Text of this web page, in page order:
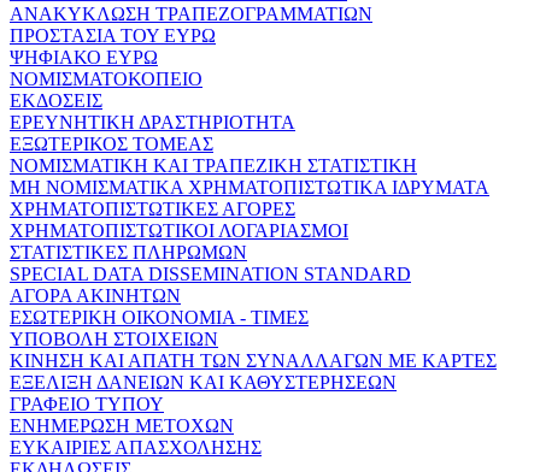
ΑΝΑΚΥΚΛΩΣΗ ΤΡΑΠΕΖΟΓΡΑΜΜΑΤΙΩΝ
ΠΡΟΣΤΑΣΙΑ ΤΟΥ ΕΥΡΩ
ΨΗΦΙΑΚΟ ΕΥΡΩ
ΝΟΜΙΣΜΑΤΟΚΟΠΕΙΟ
ΕΚΔΟΣΕΙΣ
ΕΡΕΥΝΗΤΙΚΗ ΔΡΑΣΤΗΡΙΟΤΗΤΑ
ΕΞΩΤΕΡΙΚΟΣ ΤΟΜΕΑΣ
ΝΟΜΙΣΜΑΤΙΚΗ ΚΑΙ ΤΡΑΠΕΖΙΚΗ ΣΤΑΤΙΣΤΙΚΗ
ΜΗ ΝΟΜΙΣΜΑΤΙΚΑ ΧΡΗΜΑΤΟΠΙΣΤΩΤΙΚΑ ΙΔΡΥΜΑΤΑ
ΧΡΗΜΑΤΟΠΙΣΤΩΤΙΚΕΣ ΑΓΟΡΕΣ
ΧΡΗΜΑΤΟΠΙΣΤΩΤΙΚΟΙ ΛΟΓΑΡΙΑΣΜΟΙ
ΣΤΑΤΙΣΤΙΚΕΣ ΠΛΗΡΩΜΩΝ
SPECIAL DATA DISSEMINATION STANDARD
ΑΓΟΡΑ ΑΚΙΝΗΤΩΝ
ΕΣΩΤΕΡΙΚΗ ΟΙΚΟΝΟΜΙΑ - ΤΙΜΕΣ
ΥΠΟΒΟΛΗ ΣΤΟΙΧΕΙΩΝ
ΚΙΝΗΣΗ ΚΑΙ ΑΠΑΤΗ ΤΩΝ ΣΥΝΑΛΛΑΓΩΝ ΜΕ ΚΑΡΤΕΣ
ΕΞΕΛΙΞΗ ΔΑΝΕΙΩΝ ΚΑΙ ΚΑΘΥΣΤΕΡΗΣΕΩΝ
ΓΡΑΦΕΙΟ ΤΥΠΟΥ
ΕΝΗΜΕΡΩΣΗ ΜΕΤΟΧΩΝ
ΕΥΚΑΙΡΙΕΣ ΑΠΑΣΧΟΛΗΣΗΣ